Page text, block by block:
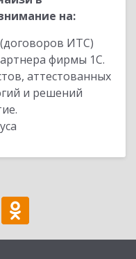
на:
ИТС)
фирмы 1С.
аттестованных
и решений